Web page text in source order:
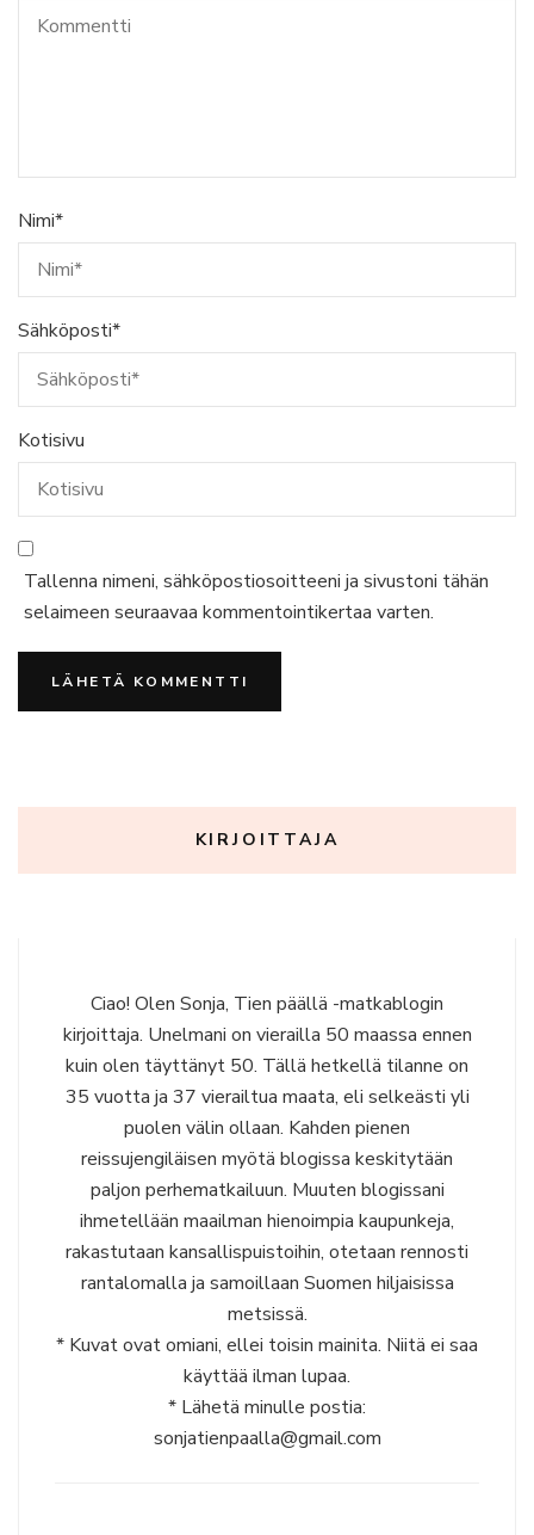
Nimi*
Sähköposti*
Kotisivu
Tallenna nimeni, sähköpostiosoitteeni ja sivustoni tähän
selaimeen seuraavaa kommentointikertaa varten.
KIRJOITTAJA
Ciao! Olen Sonja, Tien päällä -matkablogin
kirjoittaja. Unelmani on vierailla 50 maassa ennen
kuin olen täyttänyt 50. Tällä hetkellä tilanne on
35 vuotta ja 37 vierailtua maata, eli selkeästi yli
puolen välin ollaan. Kahden pienen
reissujengiläisen myötä blogissa keskitytään
paljon perhematkailuun. Muuten blogissani
ihmetellään maailman hienoimpia kaupunkeja,
rakastutaan kansallispuistoihin, otetaan rennosti
rantalomalla ja samoillaan Suomen hiljaisissa
metsissä.
* Kuvat ovat omiani, ellei toisin mainita. Niitä ei saa
käyttää ilman lupaa.
* Lähetä minulle postia:
sonjatienpaalla@gmail.com